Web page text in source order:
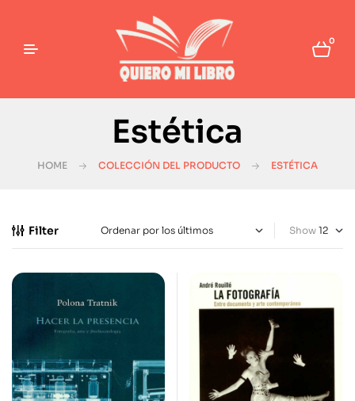
0
Estética
HOME COLECCIÓN DEL PRODUCTO ESTÉTICA
Filter Show